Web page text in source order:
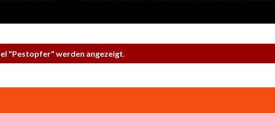
"Pestopfer" werden angezeigt.